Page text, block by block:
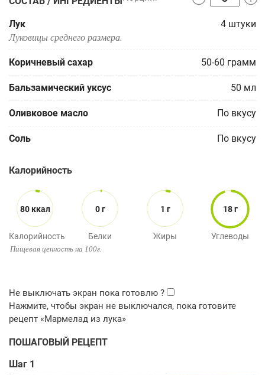
Лук 4 штуки
Луковицы среднего размера.
Коричневый сахар 50-60 грамм
Бальзамический уксус 50 мл
Оливковое масло По вкусу
Соль По вкусу
Калорийность
80 ккал
Калорийность
0 г
Белки
1 г
Жиры
18 г
Углеводы
Пищевая ценность на 100г.
ПОШАГОВЫЙ РЕЦЕПТ
Шаг 1